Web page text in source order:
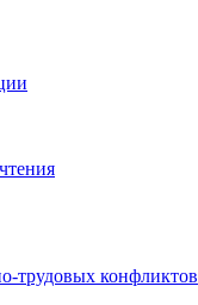
трудовых конфликтов